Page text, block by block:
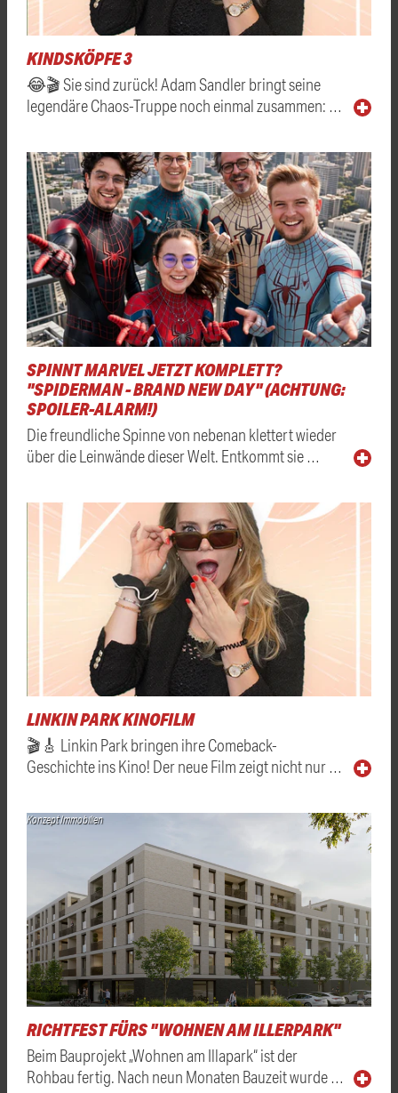
KINDSKÖPFE 3
😂🎬 Sie sind zurück! Adam Sandler bringt seine
legendäre Chaos-Truppe noch einmal zusammen: …
SPINNT MARVEL JETZT KOMPLETT?
"SPIDERMAN - BRAND NEW DAY" (ACHTUNG:
SPOILER-ALARM!)
Die freundliche Spinne von nebenan klettert wieder
über die Leinwände dieser Welt. Entkommt sie …
LINKIN PARK KINOFILM
🎬🎸 Linkin Park bringen ihre Comeback-
Geschichte ins Kino! Der neue Film zeigt nicht nur …
Konzept Immobilien
RICHTFEST FÜRS "WOHNEN AM ILLERPARK"
Beim Bauprojekt „Wohnen am Illapark“ ist der
Rohbau fertig. Nach neun Monaten Bauzeit wurde …